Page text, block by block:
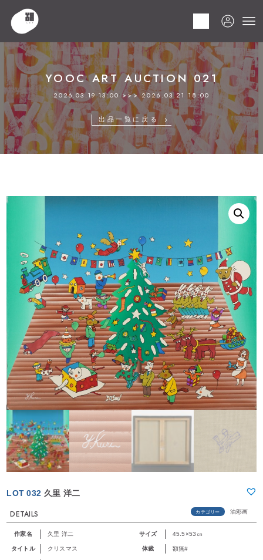
HOME
YOOC ART AUCTION 021
2026.03.19 13:00 >>> 2026.03.21 18:00
出品一覧に戻る
LOT 032 久里 洋二
DETAILS カテゴリー 油彩画
作家名 久里 洋二 サイズ 45.5×53㎝
タイトル クリスマス 体裁 額無#